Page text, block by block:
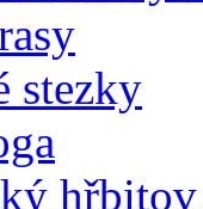
stezky
hřbitov